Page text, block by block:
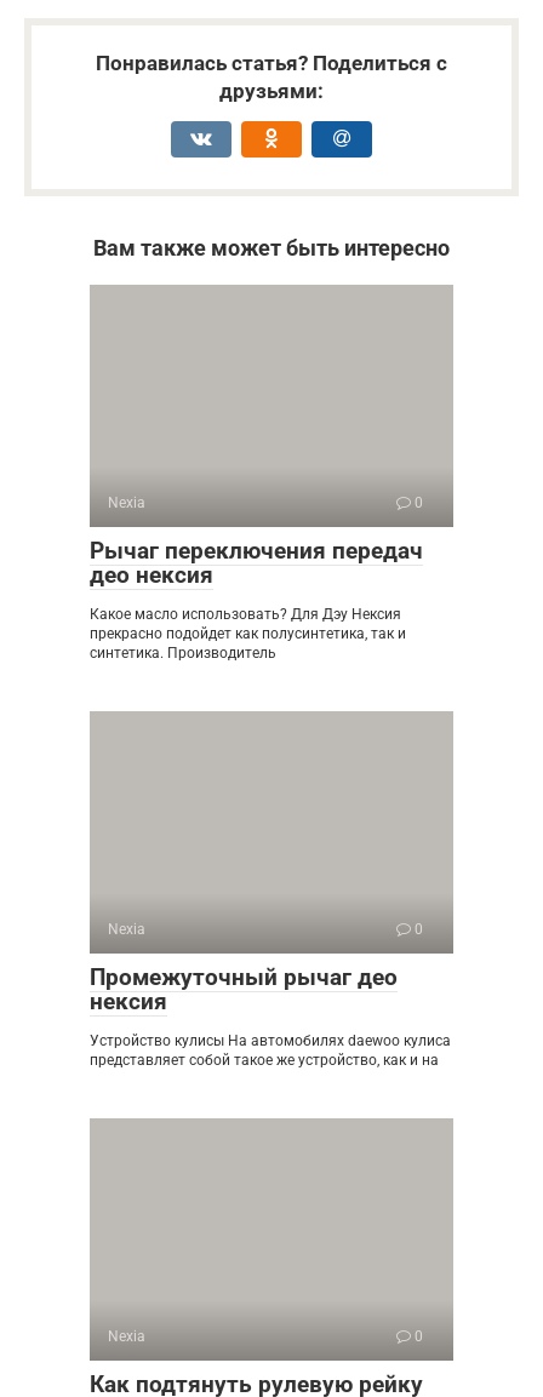
Понравилась статья? Поделиться с
друзьями:
Вам также может быть интересно
Nexia 0
Рычаг переключения передач
део нексия
Какое масло использовать? Для Дэу Нексия
прекрасно подойдет как полусинтетика, так и
синтетика. Производитель
Nexia 0
Промежуточный рычаг део
нексия
Устройство кулисы На автомобилях daewoo кулиса
представляет собой такое же устройство, как и на
Nexia 0
Как подтянуть рулевую рейку